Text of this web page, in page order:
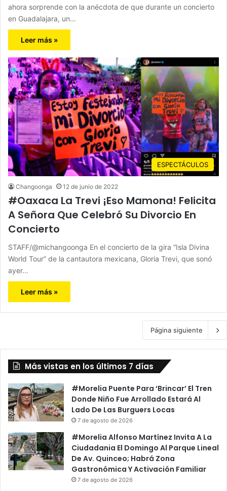
ahora sorprende con la anécdota de que durante un concierto
en Guadalajara, un…
Leer más »
ESPECTÁCULOS
Changoonga 12 de junio de 2022
#Oaxaca La Trevi ¡Eso Mamona! Felicita
A Señora Que Celebró Su Divorcio En
Concierto
STAFF/@michangoonga En el concierto de la gira “Isla Divina
World Tour” de la cantautora mexicana, Gloria Trevi, que sonó
ayer…
Leer más »
Página siguiente
Más vistas en los últimos 7 días
#Morelia Puente Para ‘Brincar’ El Tren
Donde Niño Fue Arrollado Estará Al
Lado De Las Burguers Locas
7 de agosto de 2026
#Morelia Alfonso Martínez Invita A La
Ciudadania El Domingo Al Parque Lineal
De Av. Quinceo; Habrá Zona
Gastronómica Y Activación Familiar
7 de agosto de 2026